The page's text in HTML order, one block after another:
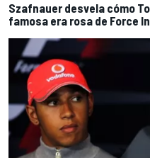
Szafnauer desvela cómo
famosa era rosa de Force